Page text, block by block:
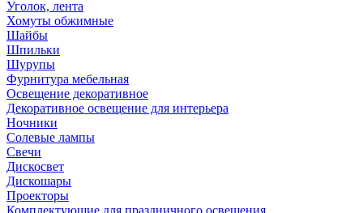
Уголок, лента
Хомуты обжимные
Шайбы
Шпильки
Шурупы
Фурнитура мебельная
Освещение декоративное
Декоративное освещение для интерьера
Ночники
Солевые лампы
Свечи
Дискосвет
Дискошары
Проекторы
Комплектующие для праздничного освещения